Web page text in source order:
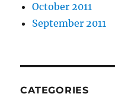
October 2011
September 2011
CATEGORIES